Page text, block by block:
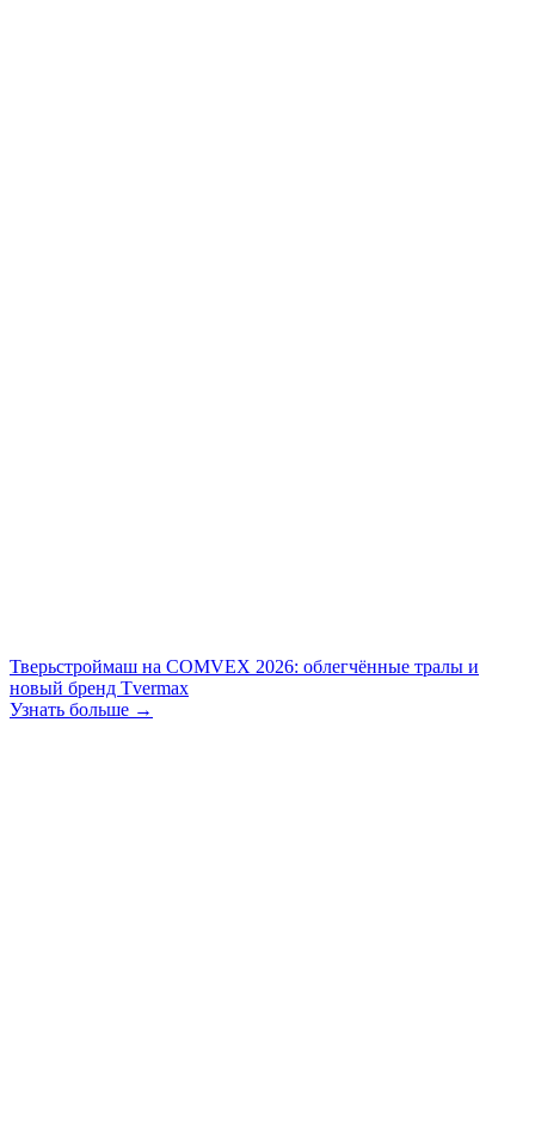
Тверьстроймаш на COMVEX 2026: облегчённые тралы и
новый бренд Tvermax
Узнать больше →